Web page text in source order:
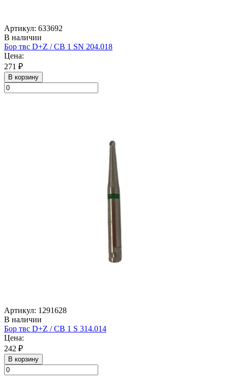
Артикул: 633692
В наличии
Бор твс D+Z / CB 1 SN 204.018
Цена:
271 ₽
В корзину
Артикул: 1291628
В наличии
Бор твс D+Z / CB 1 S 314.014
Цена:
242 ₽
В корзину